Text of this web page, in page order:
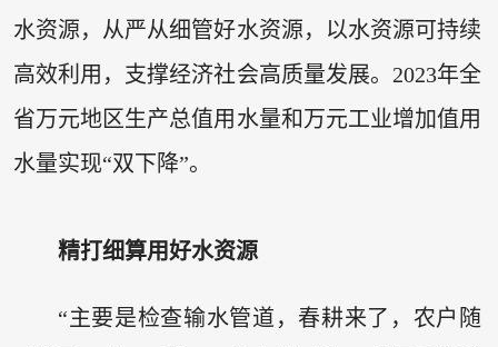
水资源，从严从细管好水资源，以水资源可持续
高效利用，支撑经济社会高质量发展。2023年全
省万元地区生产总值用水量和万元工业增加值用
水量实现“双下降”。
精打细算用好水资源
“主要是检查输水管道，春耕来了，农户随